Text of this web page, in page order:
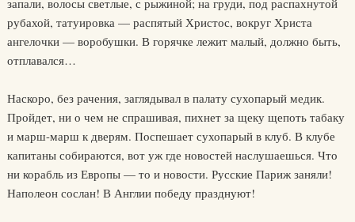
запали, волосы светлые, с рыжиной; на груди, под распахнутой
рубахой, татуировка — распятый Христос, вокруг Христа
ангелочки — воробушки. В горячке лежит малый, должно быть,
отплавался…
Наскоро, без рачения, заглядывал в палату сухопарый медик.
Пройдет, ни о чем не спрашивая, пихнет за щеку щепоть табаку
и марш-марш к дверям. Поспешает сухопарый в клуб. В клубе
капитаны собираются, вот уж где новостей наслушаешься. Что
ни корабль из Европы — то и новости. Русские Париж заняли!
Наполеон сослан! В Англии победу празднуют!